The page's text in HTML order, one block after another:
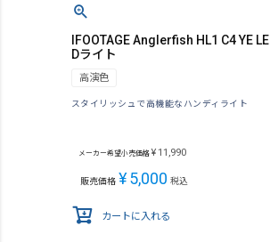
IFOOTAGE Anglerfish HL1 C4 YE LE
Dライト
高演色
スタイリッシュで高機能なハンディライト
メーカー希望小売価格 ¥ 11,990
販売価格 ¥5,000 税込
カートに入れる